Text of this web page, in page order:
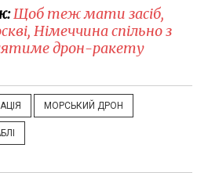
Щоб теж мати засіб,
Німеччина спільно з
дрон-ракету
МОРСЬКИЙ ДРОН